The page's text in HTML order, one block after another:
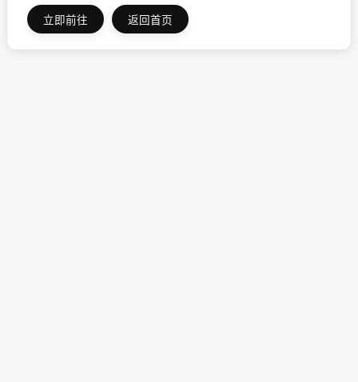
立即前往 返回首页